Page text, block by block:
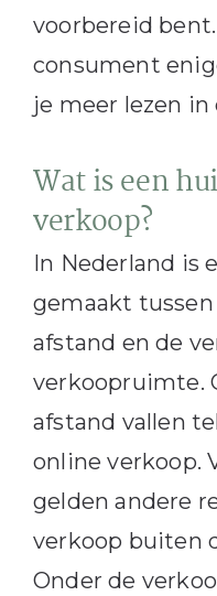
voorbereid
consument
je meer lezen in
Wat is een
verkoop?
In Nederland is
gemaakt
afstand en de
verkoopruimte.
afstand vallen
online verkoop.
gelden andere
verkoop buiten
Onder de